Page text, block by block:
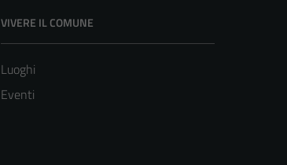
VIVERE IL COMUNE
Luoghi
Eventi